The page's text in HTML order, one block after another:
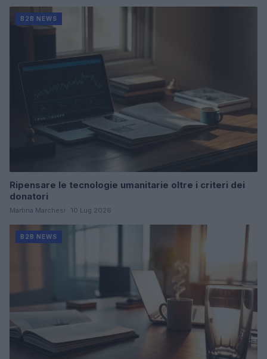
B2B NEWS
Ripensare le tecnologie umanitarie oltre i criteri dei
donatori
Martina Marchesi · 10 Lug 2026
B2B NEWS